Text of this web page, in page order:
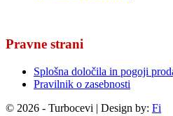
Pravne strani
Splošna določila in pogoji
Pravilnik o zasebnosti
© 2026 - Turbocevi | Design by: Fi